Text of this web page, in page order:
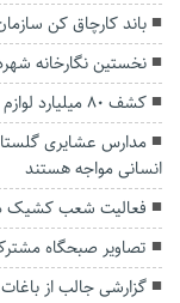
باند کارچاق کن
نخستین نگارخانه
کشف ۸۰ میلیارد لوازم خانگی احتکاری در گنبدکاووس
مدارس عشایری
انسانی مواجه‌ هستند
فعالیت شعب کشیک
تصاویر صبحگاه
گزارشی جالب از